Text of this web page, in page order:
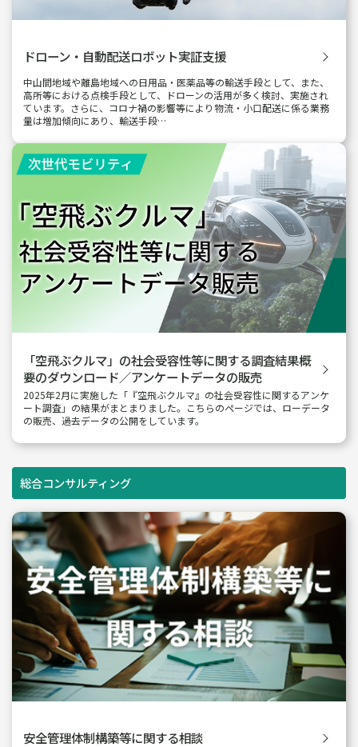
ドローン・自動配送ロボット実証支援
中山間地域や離島地域への日用品・医薬品等の輸送手段として、また、
高所等における点検手段として、ドローンの活用が多く検討、実施され
ています。さらに、コロナ禍の影響等により物流・小口配送に係る業務
量は増加傾向にあり、輸送手段…
「空飛ぶクルマ」の社会受容性等に関する調査結果概
要のダウンロード／アンケートデータの販売
2025年2月に実施した「『空飛ぶクルマ』の社会受容性に関するアンケ
ート調査」の結果がまとまりました。こちらのページでは、ローデータ
の販売、過去データの公開をしています。
総合コンサルティング
安全管理体制構築等に関する相談